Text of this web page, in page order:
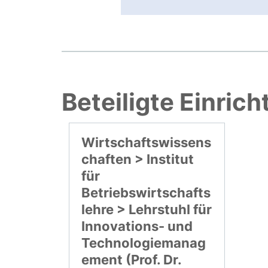
Beteiligte
Wirtschaftswissens
chaften > Institut
für
Betriebswirtschafts
lehre > Lehrstuhl für
Innovations- und
Technologiemanag
ement (Prof. Dr.